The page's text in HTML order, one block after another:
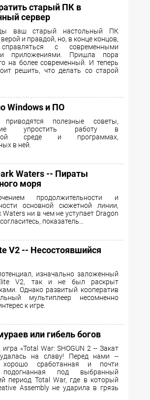
старый ПК в
сервер
ваш старый настольный ПК
и правдой, но, в конце концов,
с современными
приложениями. Пришла пора
на более современный. И теперь
решить, что делать со старой
Windows и ПО
полезные советы,
упростить работу в
среде и программах,
в ней.
Waters -- Пираты
моря
продолжительности и
основной сюжетной линии,
Waters ни в чем не уступает Dragon
показатель…
V2 -- Несостоявшийся
изначально заложенный
V2, так и не был раскрыт
Однако развитый кооператив
мультиплеер несомненно
к игре.
или гибель богов
игра «Total War: SHOGUN 2 -- Закат
на славу! Перед нами --
хорошо сработанная и почти
подогнанная под выбранный
период Total War, где в который
Assembly не ударила в грязь